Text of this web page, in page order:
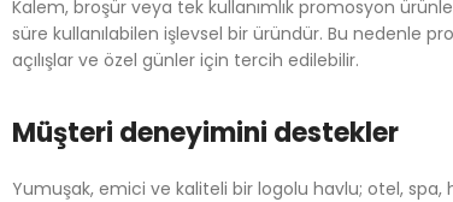
Kalem, broşür veya tek kullanımlık promosyon
süre kullanılabilen işlevsel bir üründür. Bu nedenle
açılışlar ve özel günler için tercih edilebilir.
Müşteri deneyimini destekler
Yumuşak, emici ve kaliteli bir logolu havlu; otel,